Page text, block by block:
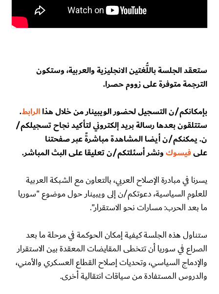
ستعقد الجلسة باللُّغتين الانجليزية والعربية، وستكون
الترجمة متوفرة على زووم حصرا.
بإمكانكم/ن التسجيل لحضور الويبينار من خلال هذاالرابط.
ستتلقون بعدها رسالة بريد إلكتروني لتأكيد نجاح تسجيلكم/
ن. يمكنكم/ن أيضا المشاهدة مباشرةً عبر صفحتنا
علىفيسوكونشر أسئلتكم/ن تعليقا على البث المباشر.
يسرنا في مبادرة الإصلاح العربي، بالتعاون مع الشبكة العربية
للعلوم السياسية، دعوتكم/ن إلى ويبينار حول موضوع "سوريا
ما بعد الحرب: مسارات نحو الاستقرار".
ستناول هذه الجلسة كيفية إمكان الحوكمة في مرحلة ما بعد
الصراع في سوريا أن تتخطى المقايضات المعقدة بين الاستقرار
والإدماج السياسي، وتحديات إصلاح القطاع العسكري والأمني،
والدروس المستفادة من سياقات انتقالية أخرى.